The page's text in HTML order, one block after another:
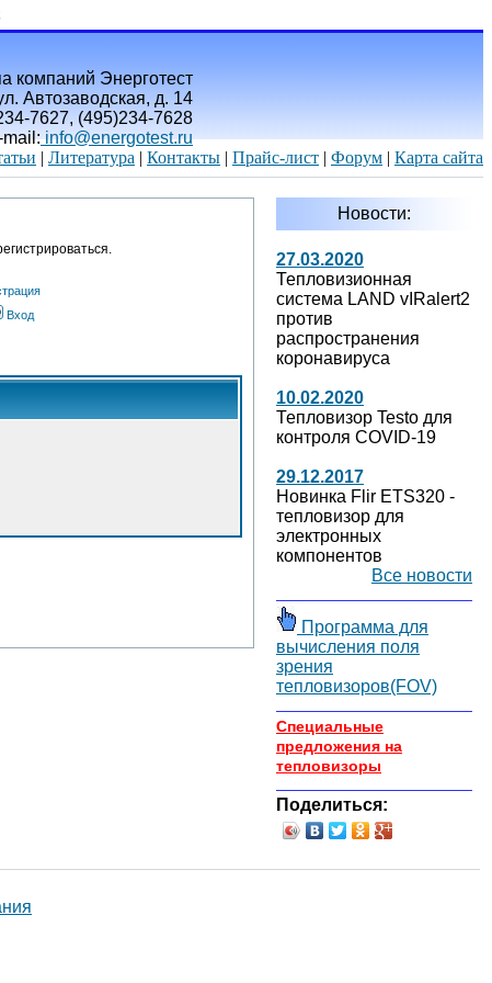
компаний Энерготест
Автозаводская, д. 14
7627, (495)234-7628
mail:info@energotest.ru
| Литература | Контакты | Прайс-лист | Форум | Карта сайта
Вход
Новости:
27.03.2020
Тепловизионная
система LAND vIRalert2
против
распространения
коронавируса
10.02.2020
Тепловизор Testo для
контроля COVID-19
29.12.2017
Новинка Flir ETS320 -
тепловизор для
электронных
компонентов
Все новости
Программа для
вычисления поля
зрения
тепловизоров(FOV)
Специальные
предложения на
тепловизоры
Поделиться: